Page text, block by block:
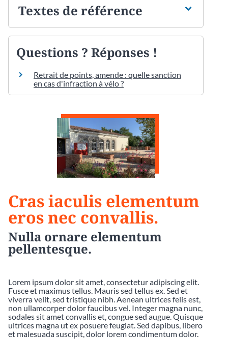
Textes de référence
Questions ? Réponses !
Retrait de points, amende : quelle sanction
en cas d'infraction à vélo ?
Cras iaculis elementum
eros nec convallis.
Nulla ornare elementum
pellentesque.
Lorem ipsum dolor sit amet, consectetur adipiscing elit.
Fusce et maximus tellus. Mauris sed tellus ex. Sed et
viverra velit, sed tristique nibh. Aenean ultrices felis est,
non ullamcorper dolor faucibus vel. Integer magna nunc,
sodales sit amet convallis et, congue sed augue. Quisque
ultrices magna ut ex posuere feugiat. Sed dapibus, libero
et malesuada suscipit, dolor lorem condimentum dolor.